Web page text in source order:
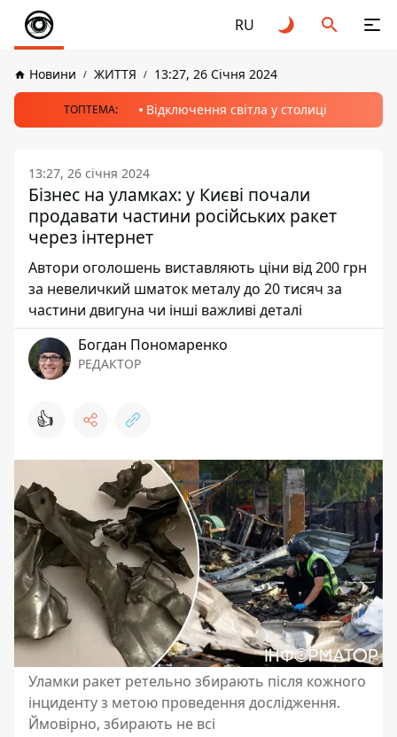
RU
Новини ЖИТТЯ 13:27, 26 Січня 2024
ТОПТЕМА: Відключення світла у столиці
13:27, 26 січня 2024
Бізнес на уламках: у Києві почали
продавати частини російських ракет
через інтернет
Автори оголошень виставляють ціни від 200 грн
за невеличкий шматок металу до 20 тисяч за
частини двигуна чи інші важливі деталі
Богдан Пономаренко
РЕДАКТОР
👍
Уламки ракет ретельно збирають після кожного
інциденту з метою проведення дослідження.
Ймовірно, збирають не всі